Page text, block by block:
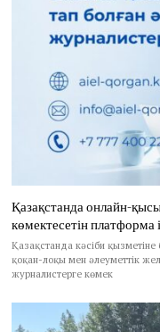
Қазақстанда онлайн-
көмектесетін платформа
Қазақстанда кәсіби
қоқан-лоқы мен әлеуметтік
журналистерге көмек